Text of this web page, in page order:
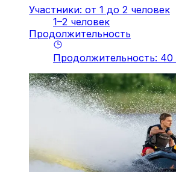
Участники: от 1 до 2 человек
1–2 человек
Продолжительность
Продолжительность: 40